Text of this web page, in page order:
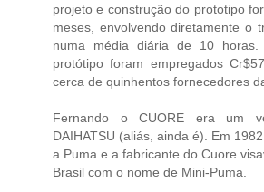
projeto e construção do prototipo
meses, envolvendo diretamente o
numa média diária de 10 horas.
protótipo foram empregados
cerca de quinhentos fornecedores
Fernando o CUORE era um
DAIHATSU (aliás, ainda é). Em
a Puma e a fabricante do Cuore
Brasil com o nome de Mini-Puma.